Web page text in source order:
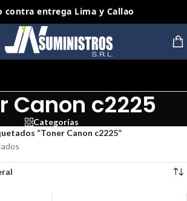
contra entrega Lima y Callao
Originales y Nuevos
Canon c2225
Categorías
“Toner Canon c2225”